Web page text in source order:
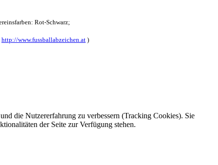
die Nutzererfahrung zu verbessern (Tracking Cookies). Sie
der Seite zur Verfügung stehen.
Rot-Schwarz;
http://www.fussballabzeichen.at )